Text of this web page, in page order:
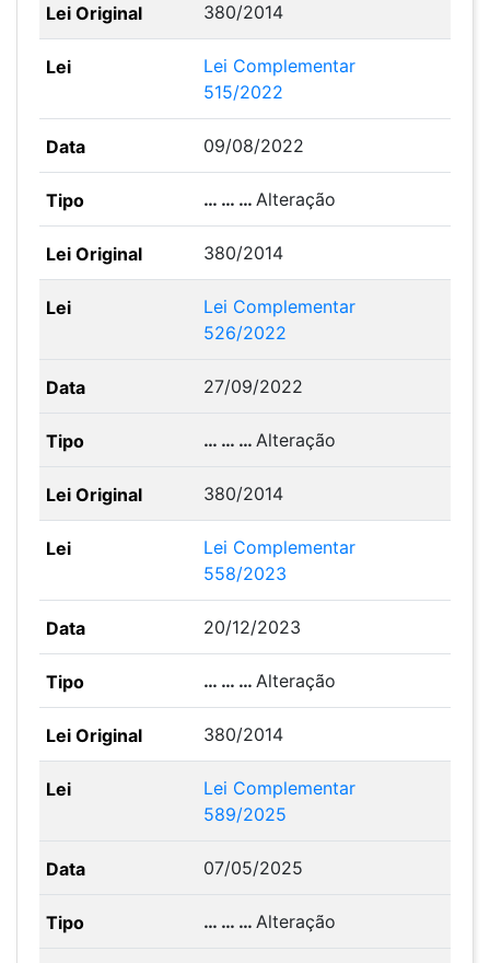
380/2014
Lei Complementar
515/2022
09/08/2022
… … …Alteração
380/2014
Lei Complementar
526/2022
27/09/2022
… … …Alteração
380/2014
Lei Complementar
558/2023
20/12/2023
… … …Alteração
380/2014
Lei Complementar
589/2025
07/05/2025
… … …Alteração